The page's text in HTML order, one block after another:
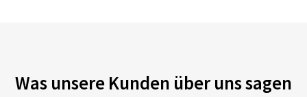
Was unsere Kunden über uns sagen